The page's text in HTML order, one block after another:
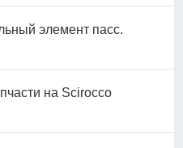
элемент пасс.
на Scirocco